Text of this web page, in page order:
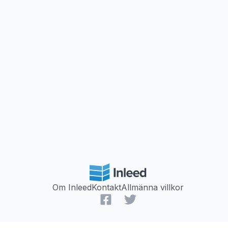
Om InleedKontaktAllmänna villkor
FacebookTwitter